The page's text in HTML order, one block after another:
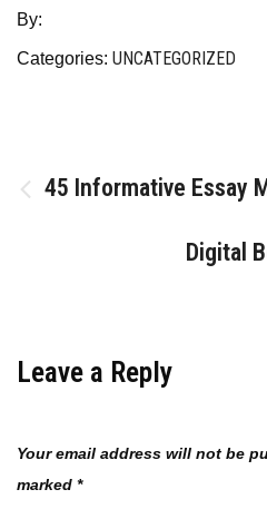
By:
Categories: UNCATEGORIZED
Post
navigation
45 Informative Essay
Digital
Leave a Reply
Your email address will not be
marked *